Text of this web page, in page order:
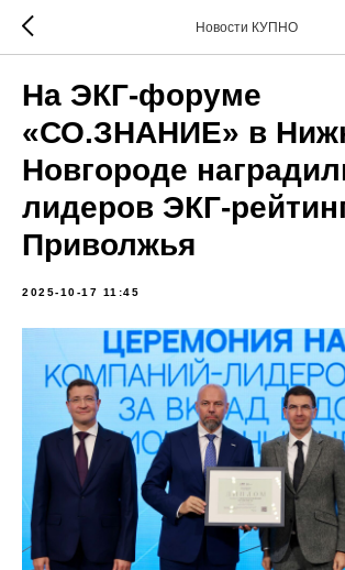
Новости КУПНО
На ЭКГ-форуме
«СО.ЗНАНИЕ» в
Новгороде
лидеров ЭКГ-
Приволжья
2025-10-17 11:45